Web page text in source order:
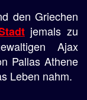
den Griechen
jemals zu
Ajax
Pallas Athene
Leben nahm.